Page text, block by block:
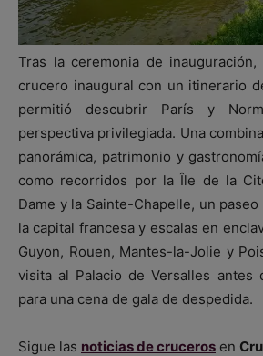
Tras la ceremonia de
crucero inaugural con un itinerario
permitió descubrir París y
perspectiva privilegiada. Una
panorámica, patrimonio y
como recorridos por la Île de la
Dame y la Sainte-Chapelle, un
la capital francesa y escalas en
Guyon, Rouen, Mantes-la-Jolie y
visita al Palacio de Versalles antes
para una cena de gala de despedida.
Sigue las noticias de cruceros en